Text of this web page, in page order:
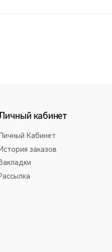
кабинет
Кабинет
История заказов
Рассылка